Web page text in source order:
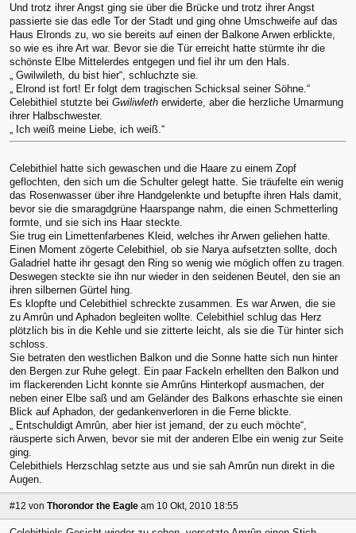
Und trotz ihrer Angst ging sie über die Brücke und trotz ihrer Angst
passierte sie das edle Tor der Stadt und ging ohne Umschweife auf das
Haus Elronds zu, wo sie bereits auf einen der Balkone Arwen erblickte,
so wie es ihre Art war. Bevor sie die Tür erreicht hatte stürmte ihr die
schönste Elbe Mittelerdes entgegen und fiel ihr um den Hals.
„ Gwilwileth, du bist hier“, schluchzte sie.
„ Elrond ist fort! Er folgt dem tragischen Schicksal seiner Söhne.“
Celebithiel stutzte bei Gwiliwleth erwiderte, aber die herzliche Umarmung
ihrer Halbschwester.
„ Ich weiß meine Liebe, ich weiß.“
Celebithiel hatte sich gewaschen und die Haare zu einem Zopf
geflochten, den sich um die Schulter gelegt hatte. Sie träufelte ein wenig
das Rosenwasser über ihre Handgelenkte und betupfte ihren Hals damit,
bevor sie die smaragdgrüne Haarspange nahm, die einen Schmetterling
formte, und sie sich ins Haar steckte.
Sie trug ein Limettenfarbenes Kleid, welches ihr Arwen geliehen hatte.
Einen Moment zögerte Celebithiel, ob sie Narya aufsetzten sollte, doch
Galadriel hatte ihr gesagt den Ring so wenig wie möglich offen zu tragen.
Deswegen steckte sie ihn nur wieder in den seidenen Beutel, den sie an
ihren silbernen Gürtel hing.
Es klopfte und Celebithiel schreckte zusammen. Es war Arwen, die sie
zu Amrûn und Aphadon begleiten wollte. Celebithiel schlug das Herz
plötzlich bis in die Kehle und sie zitterte leicht, als sie die Tür hinter sich
schloss.
Sie betraten den westlichen Balkon und die Sonne hatte sich nun hinter
den Bergen zur Ruhe gelegt. Ein paar Fackeln erhellten den Balkon und
im flackerenden Licht konnte sie Amrûns Hinterkopf ausmachen, der
neben einer Elbe saß und am Geländer des Balkons erhaschte sie einen
Blick auf Aphadon, der gedankenverloren in die Ferne blickte.
„ Entschuldigt Amrûn, aber hier ist jemand, der zu euch möchte“,
räusperte sich Arwen, bevor sie mit der anderen Elbe ein wenig zur Seite
ging.
Celebithiels Herzschlag setzte aus und sie sah Amrûn nun direkt in die
Augen.
#12 von Thorondor the Eagle am 10 Okt, 2010 18:55